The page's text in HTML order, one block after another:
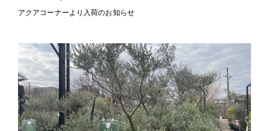
アクアコーナーより入荷のお知らせ